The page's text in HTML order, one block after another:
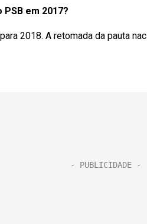
em 2017?
2018. A retomada da pauta